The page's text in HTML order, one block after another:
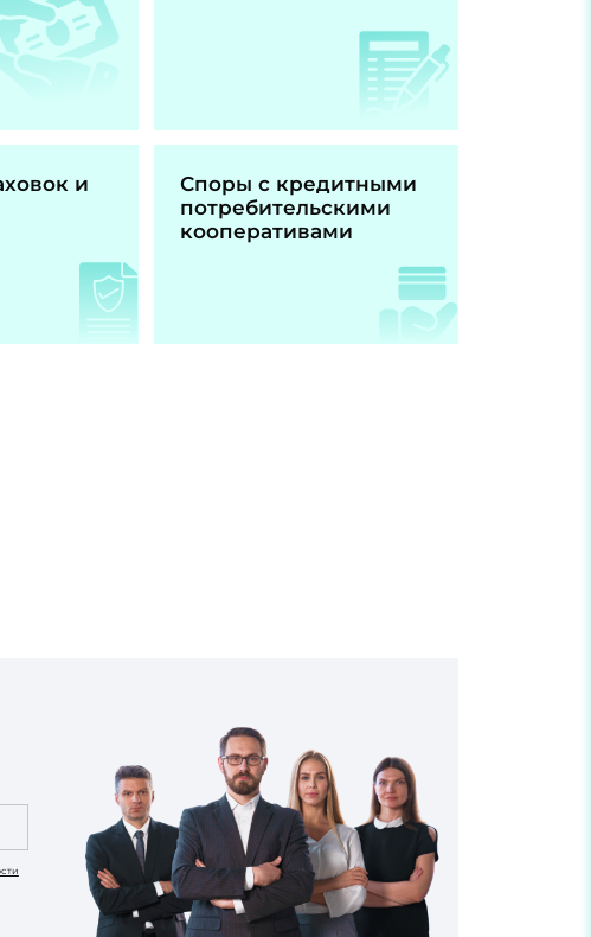
и
Споры с кредитными
потребительскими
кооперативами